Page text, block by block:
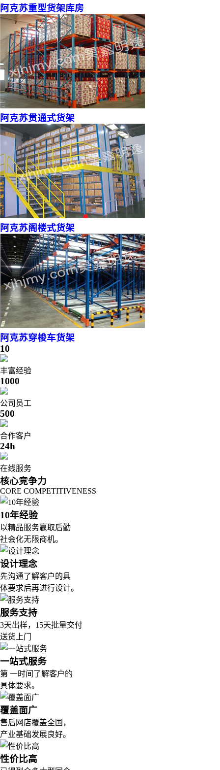
阿克苏重型货架库房
阿克苏贯通式货架
阿克苏阁楼式货架
阿克苏穿梭车货架
10
丰富经验
1000
公司员工
500
合作客户
24h
在线服务
核心竞争力
CORE COMPETITIVENESS
10年经验
以精品服务赢取后勤
社会化无限商机。
设计理念
先沟通了解客户的具
体要求后再进行设计。
服务支持
3天出样，15天批量交付
送货上门
一站式服务
第 一时间了解客户的
具体要求。
覆盖面广
售后网店覆盖全国，
产业基础发展良好。
性价比高